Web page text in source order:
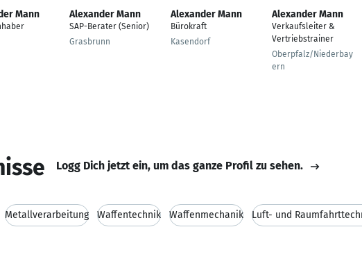
Mann Alexander Mann
SAP-Berater (Senior)
Grasbrunn
Alexander Mann
Bürokraft
Kasendorf
Alexander Mann
Verkaufsleiter &
Vertriebstrainer
Oberpfalz/Niederbay
ern
Logg Dich jetzt ein, um das ganze Profil zu sehen.
Metallverarbeitung Waffentechnik Waffenmechanik Luft- und